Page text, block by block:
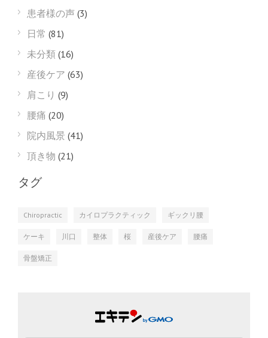
患者様の声 (3)
日常 (81)
未分類 (16)
産後ケア (63)
肩こり (9)
腰痛 (20)
院内風景 (41)
頂き物 (21)
タグ
Chiropractic カイロプラクティック ギックリ腰
ケーキ 川口 整体 桜 産後ケア 腰痛
骨盤矯正